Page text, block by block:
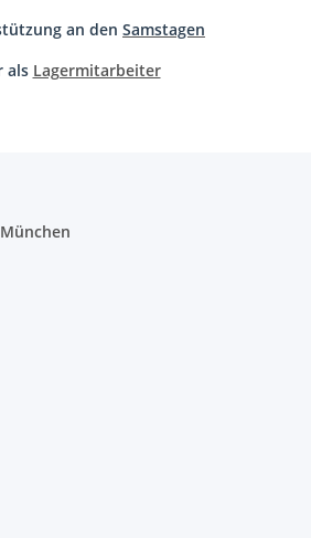
an den Samstagen
als Lagermitarbeiter